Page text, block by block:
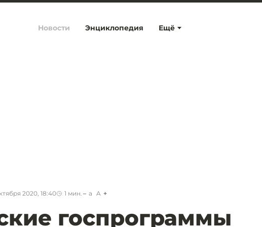
Ещё
Новости Энциклопедия
2020, 18:40 1 мин. a A
госпрограммы